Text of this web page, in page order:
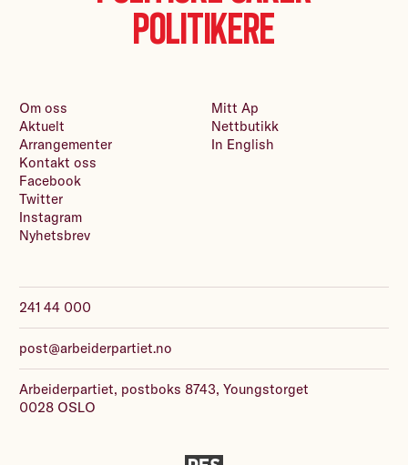
Politikere
Om oss
Aktuelt
Arrangementer
Kontakt oss
Mitt Ap
Nettbutikk
In English
241 44 000
post@arbeiderpartiet.no
Arbeiderpartiet, postboks 8743, Youngstorget
0028 OSLO
Facebook
Twitter
Instagram
Nyhetsbrev